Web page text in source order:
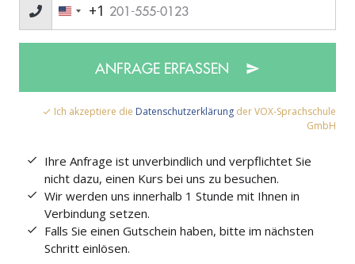
+1
ANFRAGE ERFASSEN
Ich akzeptiere die Datenschutzerklärung der VOX-Sprachschule
GmbH
Ihre Anfrage ist unverbindlich und verpflichtet Sie
nicht dazu, einen Kurs bei uns zu besuchen.
Wir werden uns innerhalb 1 Stunde mit Ihnen in
Verbindung setzen.
Falls Sie einen Gutschein haben, bitte im nächsten
Schritt einlösen.